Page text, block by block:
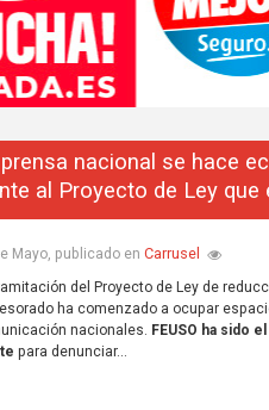
nacional se hace
al Proyecto de Ley que
Mayo, publicado en Carrusel
del Proyecto de Ley de
ha comenzado a ocupar
nacionales. FEUSO ha sido
para denunciar...